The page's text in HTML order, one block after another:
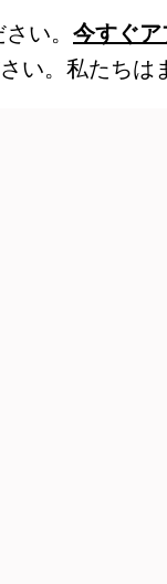
い。 今すぐ
い。私たちは